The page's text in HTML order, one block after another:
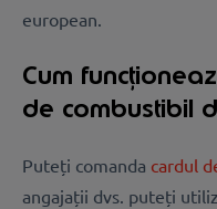
european.
Cum
de combustibil
Puteți comanda cardul
angajații dvs. puteți